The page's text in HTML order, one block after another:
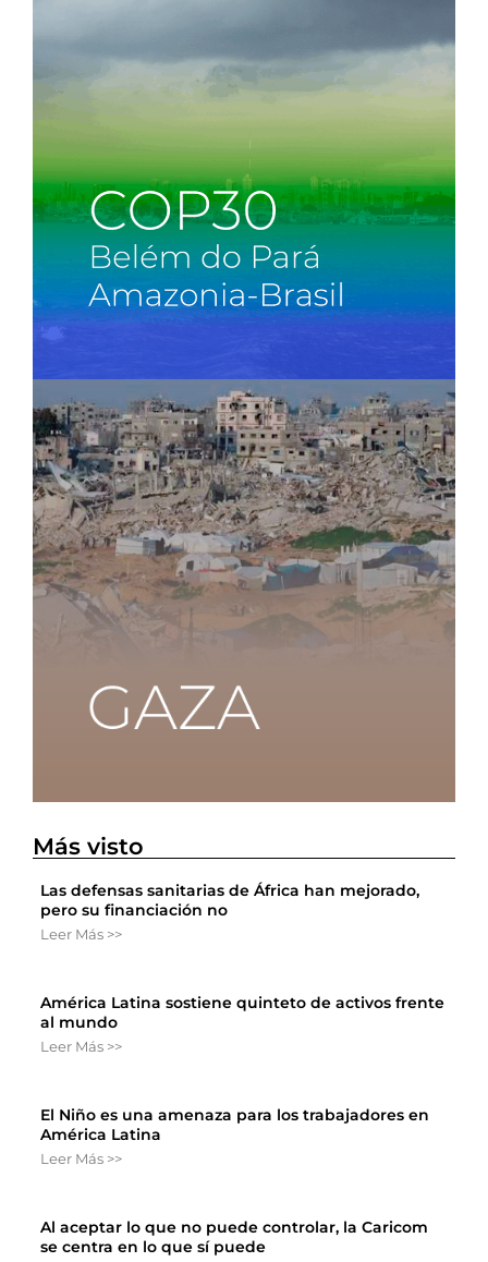
Más visto
Las defensas sanitarias de África han mejorado,
pero su financiación no
Leer Más >>
América Latina sostiene quinteto de activos frente
al mundo
Leer Más >>
El Niño es una amenaza para los trabajadores en
América Latina
Leer Más >>
Al aceptar lo que no puede controlar, la Caricom
se centra en lo que sí puede